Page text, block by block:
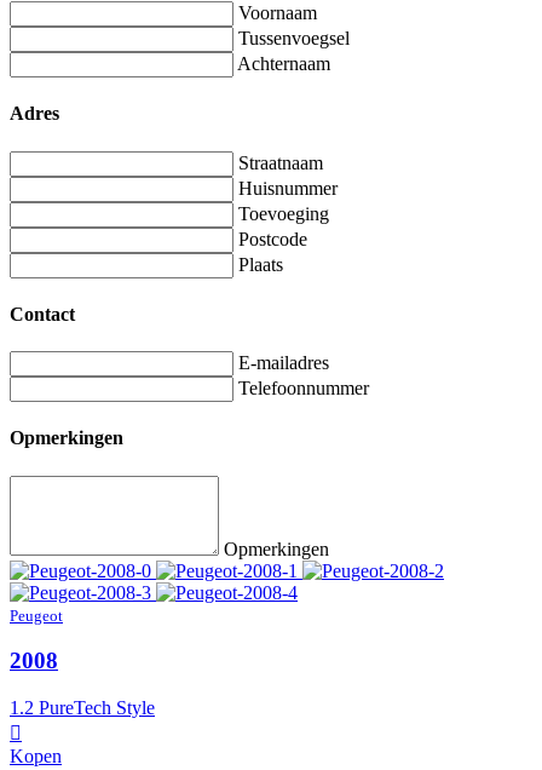
Voornaam
Tussenvoegsel
Achternaam
Adres
Straatnaam
Huisnummer
Toevoeging
Postcode
Plaats
Contact
E-mailadres
Telefoonnummer
Opmerkingen
Opmerkingen
Peugeot
2008
1.2 PureTech Style
Kopen